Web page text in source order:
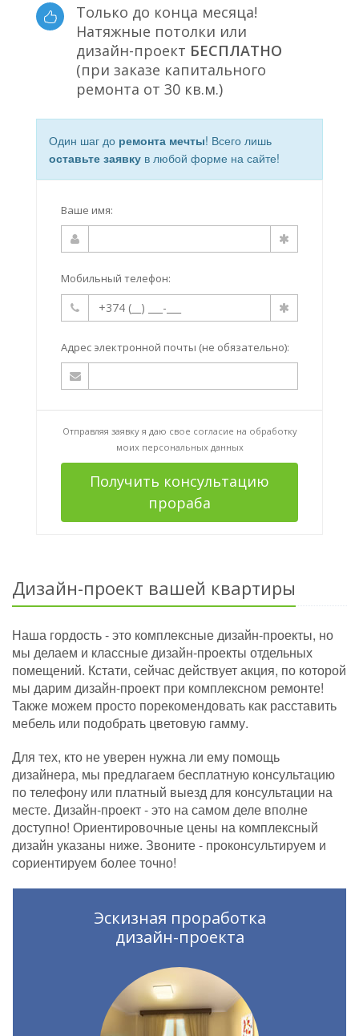
Только до конца месяца!
Натяжные потолки или
дизайн-проект БЕСПЛАТНО
(при заказе капитального
ремонта от 30 кв.м.)
Один шаг до ремонта мечты! Всего лишь
оставьте заявку в любой форме на сайте!
Ваше имя:
Мобильный телефон:
Адрес электронной почты (не обязательно):
Отправляя заявку я даю свое согласие на обработку
моих персональных данных
Получить консультацию
прораба
Дизайн-проект вашей квартиры
Наша гордость - это комплексные дизайн-проекты, но
мы делаем и классные дизайн-проекты отдельных
помещений. Кстати, сейчас действует акция, по которой
мы дарим дизайн-проект при комплексном ремонте!
Также можем просто порекомендовать как расставить
мебель или подобрать цветовую гамму.
Для тех, кто не уверен нужна ли ему помощь
дизайнера, мы предлагаем бесплатную консультацию
по телефону или платный выезд для консультации на
месте. Дизайн-проект - это на самом деле вполне
доступно! Ориентировочные цены на комплексный
дизайн указаны ниже. Звоните - проконсультируем и
сориентируем более точно!
Эскизная проработка
дизайн-проекта